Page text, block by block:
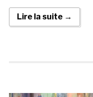
Lire la suite →